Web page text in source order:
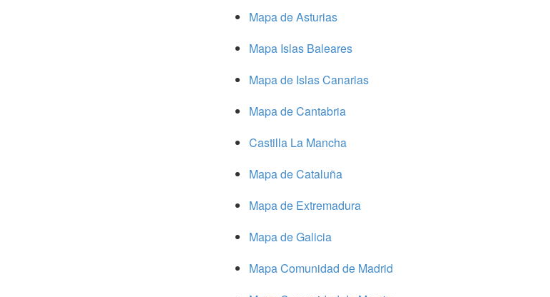
Mapa de Asturias
Mapa Islas Baleares
Mapa de Islas Canarias
Mapa de Cantabria
Castilla La Mancha
Mapa de Cataluña
Mapa de Extremadura
Mapa de Galicia
Mapa Comunidad de Madrid